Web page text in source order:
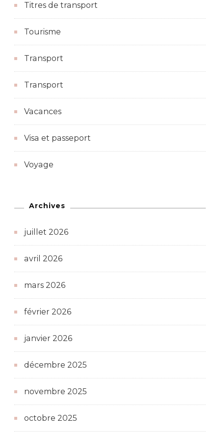
Titres de transport
Tourisme
Transport
Transport
Vacances
Visa et passeport
Voyage
Archives
juillet 2026
avril 2026
mars 2026
février 2026
janvier 2026
décembre 2025
novembre 2025
octobre 2025